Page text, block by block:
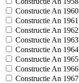
Constructie An 1960
Constructie An 1961
Constructie An 1962
Constructie An 1963
Constructie An 1964
Constructie An 1965
Constructie An 1966
Constructie An 1967